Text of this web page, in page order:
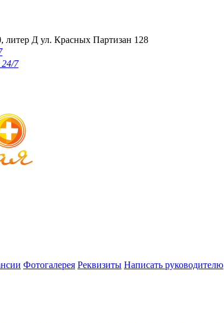
литер Д ул. Красных Партизан 128
24/7
Фотогалерея Реквизиты Написать руководителю